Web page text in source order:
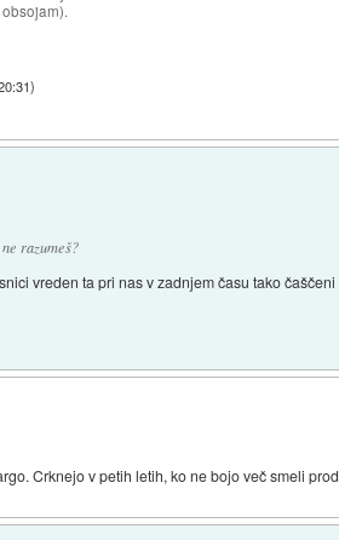
)
razumeš?
vreden ta pri nas v zadnjem času tako
Crknejo v petih letih, ko ne bojo več smeli